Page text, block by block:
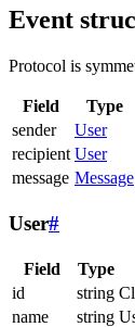
Event
Protocol is
Field Type
sender
User
recipient User
message Message
User#
Field Type
id
string
name
string